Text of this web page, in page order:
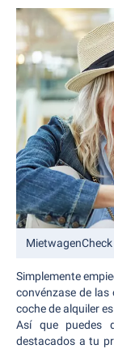
Simplemente
convénzase de
coche de alquiler
Así que puedes
destacados a tu